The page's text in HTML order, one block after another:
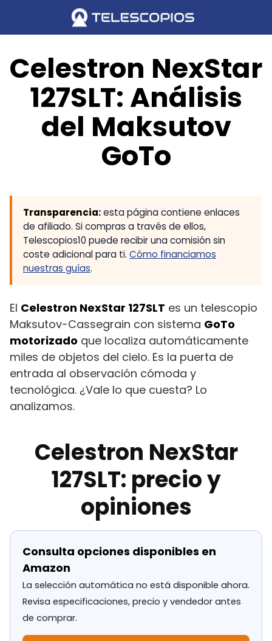
contenido
Celestron NexStar
127SLT: Análisis
del Maksutov
GoTo
Transparencia:esta página contiene enlaces
de afiliado. Si compras a través de ellos,
Telescopios10 puede recibir una comisión sin
coste adicional para ti. Cómo financiamos
nuestras guías.
El Celestron NexStar 127SLT es un telescopio
Maksutov-Cassegrain con sistema GoTo
motorizado que localiza automáticamente
miles de objetos del cielo. Es la puerta de
entrada al observación cómoda y
tecnológica. ¿Vale lo que cuesta? Lo
analizamos.
Celestron NexStar
127SLT: precio y
opiniones
Consulta opciones disponibles en
Amazon
La selección automática no está disponible ahora.
Revisa especificaciones, precio y vendedor antes
de comprar.